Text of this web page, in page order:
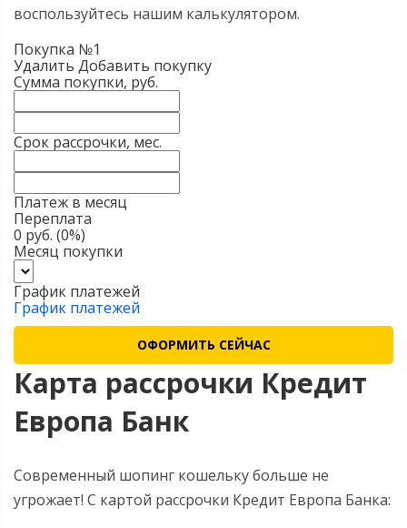
воспользуйтесь нашим калькулятором.
Покупка №1
Удалить Добавить покупку
Сумма покупки, руб.
Срок рассрочки, мес.
Платеж в месяц
Переплата
0 руб. (0%)
Месяц покупки
График платежей
График платежей
ОФОРМИТЬ СЕЙЧАС
Карта рассрочки Кредит
Европа Банк
Современный шопинг кошельку больше не
угрожает! С картой рассрочки Кредит Европа Банка: